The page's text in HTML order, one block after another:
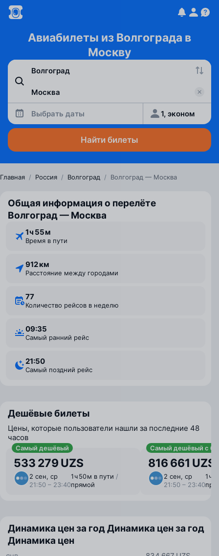
Авиабилеты из Волгограда в
Москву
Выбрать даты 1, эконом
Найти билеты
Главная / Россия / Волгоград / Волгоград — Москва
Общая информация о перелёте
Волгоград — Москва
1 ⁠ч 55 ⁠м
Время в пути
912 км
Расстояние между городами
77
Количество рейсов в неделю
09:35
Самый ранний рейс
21:50
Самый поздний рейс
Дешёвые билеты
Цены, которые пользователи нашли за последние 48
часов
Самый дешёвый
533 279 UZS
2 сен, ср
21:50 – 23:40
1 ⁠ч 50 ⁠м в пути /
прямой
Самый дешёвый с
816 661 UZS
2 сен, ср
21:50 – 23:40
1 ⁠ч
Динамика цен за годДинамика цен за год
Динамика цен